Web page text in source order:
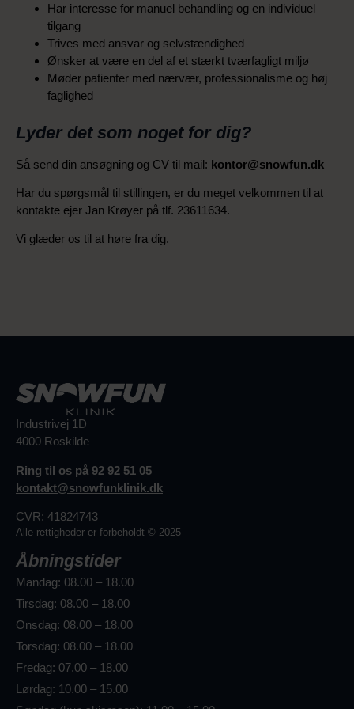
Har interesse for manuel behandling og en individuel
tilgang
Trives med ansvar og selvstændighed
Ønsker at være en del af et stærkt tværfagligt miljø
Møder patienter med nærvær, professionalisme og høj
faglighed
Lyder det som noget for dig?
Så send din ansøgning og CV til mail: kontor@snowfun.dk
Har du spørgsmål til stillingen, er du meget velkommen til at
kontakte ejer Jan Krøyer på tlf. 23611634.
Vi glæder os til at høre fra dig.
Industrivej 1D
4000 Roskilde
Ring til os på 92 92 51 05
kontakt@snowfunklinik.dk
CVR: 41824743
Alle rettigheder er forbeholdt © 2025
Åbningstider
Mandag: 08.00 – 18.00
Tirsdag: 08.00 – 18.00
Onsdag: 08.00 – 18.00
Torsdag: 08.00 – 18.00
Fredag: 07.00 – 18.00
Lørdag: 10.00 – 15.00